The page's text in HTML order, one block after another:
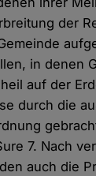
der
in denen
auf der
durch die
7. Nach
auch die